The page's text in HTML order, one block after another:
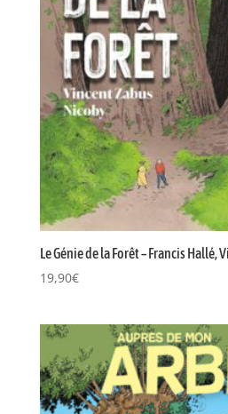
Le Génie de la Forêt – Francis Hallé,
19,90€